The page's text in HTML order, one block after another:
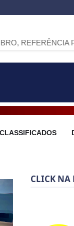
PARA
CLASSIFICADOS
CLICK NA